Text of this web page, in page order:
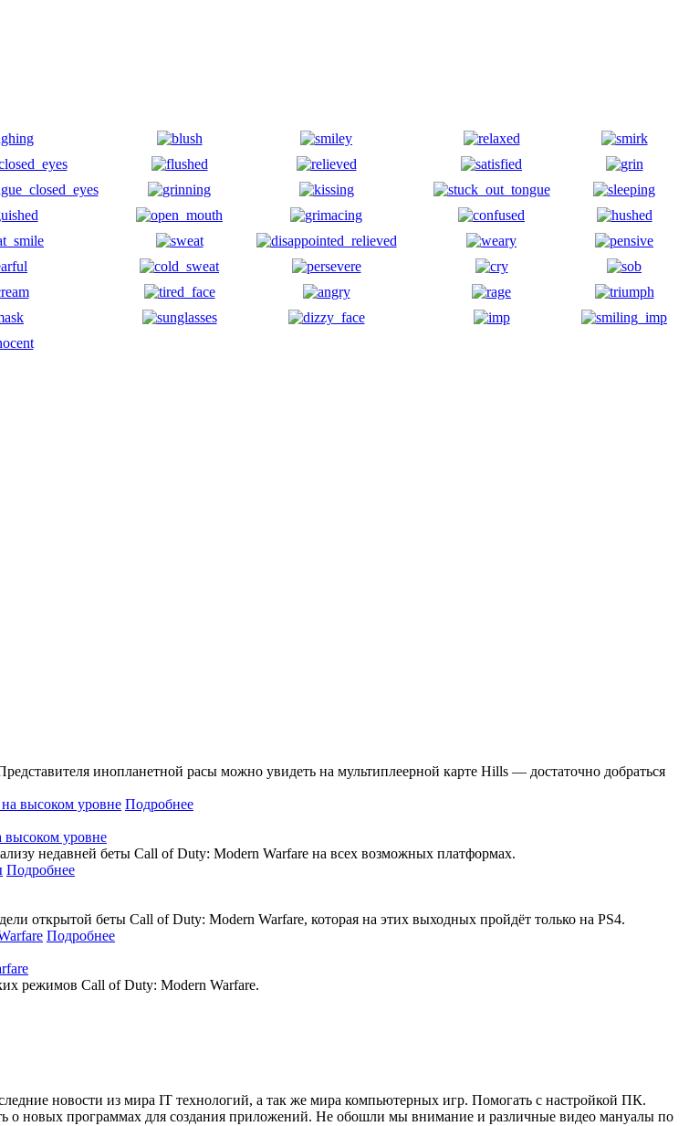
инопланетной расы можно увидеть на мультиплеерной карте Hills — достаточно добраться
Подробнее
высоком уровне
недавней беты Call of Duty: Modern Warfare на всех возможных платформах.
Подробнее
открытой беты Call of Duty: Modern Warfare, которая на этих выходных пройдёт только на PS4.
Подробнее
режимов Call of Duty: Modern Warfare.
новости из мира IT технологий, а так же мира компьютерных игр. Помогать с настройкой ПК.
о новых программах для создания приложений. Не обошли мы внимание и различные видео мануалы по